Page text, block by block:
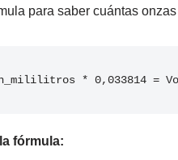
para saber cuántas
* 0,033814 =
fórmula: